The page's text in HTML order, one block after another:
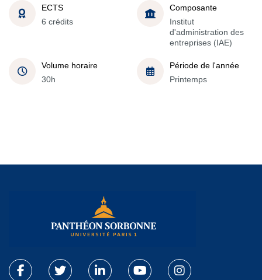
ECTS
6 crédits
Composante
Institut
d'administration des
entreprises (IAE)
Volume horaire
30h
Période de l'année
Printemps